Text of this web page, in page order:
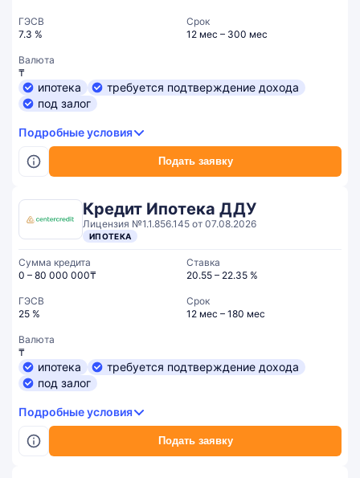
Подать заявку
ГЭСВ
7.3 %
Срок
12 мес – 300 мес
Валюта
₸
ипотека
требуется подтверждение дохода
под залог
Подробные условия
Кредит Ипотека ДДУ
Лицензия №1.1.856.145 от 07.08.2026
ИПОТЕКА
Подать заявку
Сумма кредита
0 – 80 000 000₸
Ставка
20.55 – 22.35 %
ГЭСВ
25 %
Срок
12 мес – 180 мес
Валюта
₸
ипотека
требуется подтверждение дохода
под залог
Подробные условия